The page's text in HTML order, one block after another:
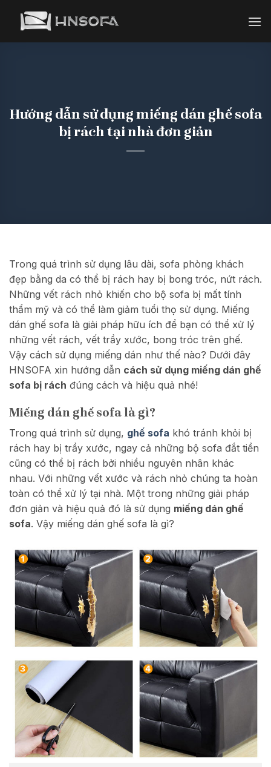
Hướng dẫn sử dụng miếng dán ghế sofa
bị rách tại nhà đơn giản
Trong quá trình sử dụng lâu dài, sofa phòng khách
đẹp bằng da có thể bị rách hay bị bong tróc, nứt rách.
Những vết rách nhỏ khiến cho bộ sofa bị mất tính
thẩm mỹ và có thể làm giảm tuổi thọ sử dụng. Miếng
dán ghế sofa là giải pháp hữu ích để bạn có thể xử lý
những vết rách, vết trầy xước, bong tróc trên ghế.
Vậy cách sử dụng miếng dán như thế nào? Dưới đây
HNSOFA xin hướng dẫn cách sử dụng miếng dán ghế
sofa bị rách đúng cách và hiệu quả nhé!
Miếng dán ghế sofa là gì?
Trong quá trình sử dụng, ghế sofa khó tránh khỏi bị
rách hay bị trầy xước, ngay cả những bộ sofa đắt tiền
cũng có thể bị rách bởi nhiều nguyên nhân khác
nhau. Với những vết xước và rách nhỏ chúng ta hoàn
toàn có thể xử lý tại nhà. Một trong những giải pháp
đơn giản và hiệu quả đó là sử dụng miếng dán ghế
sofa. Vậy miếng dán ghế sofa là gì?